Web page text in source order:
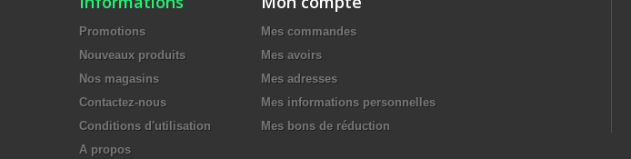
Promotions
Nouveaux produits
Nos magasins
Contactez-nous
Conditions d'utilisation
A propos
Mes commandes
Mes avoirs
Mes adresses
Mes informations personnelles
Mes bons de réduction